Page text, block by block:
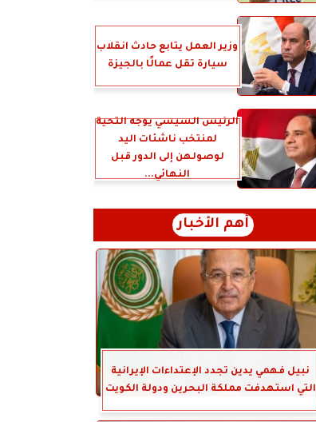
وزير العمل يتابع حادث انقلاب
سيارة تقل عمالًا بالجيزة
الرئيس السيسي يوجه التحية
لمنتخب ناشئات اليد
لوصولهن إلى الدور قبل
النهائي...
أهم الأخبار
نبيل فهمي يدين تجدد الإعتداءات الإيرانية
التي استهدفت مملكة البحرين ودولة الكويت